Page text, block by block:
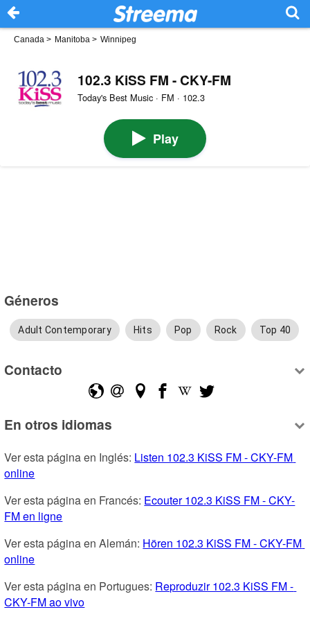
Canada > Manitoba > Winnipeg
102.3 KiSS FM - CKY-FM
Today's Best Music · FM · 102.3
Play
Géneros
Adult Contemporary Hits Pop Rock Top 40
Contacto
En otros idiomas
Ver esta página en Inglés: Listen 102.3 KiSS FM - CKY-FM
online
Ver esta página en Francés: Ecouter 102.3 KiSS FM - CKY-
FM en ligne
Ver esta página en Alemán: Hören 102.3 KiSS FM - CKY-FM
online
Ver esta página en Portugues: Reproduzir 102.3 KiSS FM -
CKY-FM ao vivo